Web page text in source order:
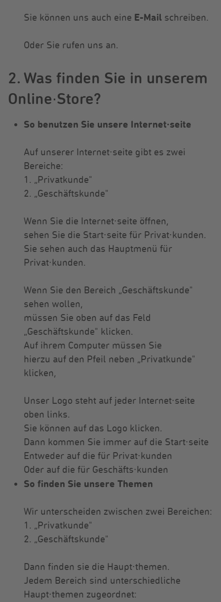
Sie können uns auch eine E-Mail schreiben.
Oder Sie rufen uns an.
2. Was finden Sie in unserem
Online∙Store?
So benutzen Sie unsere Internet∙seite
Auf unserer Internet∙seite gibt es zwei
Bereiche:
1. „Privatkunde"
2. „Geschäftskunde"
Wenn Sie die Internet∙seite öffnen,
sehen Sie die Start∙seite für Privat∙kunden.
Sie sehen auch das Hauptmenü für
Privat∙kunden.
Wenn Sie den Bereich „Geschäftskunde"
sehen wollen,
müssen Sie oben auf das Feld
„Geschäftskunde" klicken.
Auf ihrem Computer müssen Sie
hierzu auf den Pfeil neben „Privatkunde"
klicken,
Unser Logo steht auf jeder Internet∙seite
oben links.
Sie können auf das Logo klicken.
Dann kommen Sie immer auf die Start∙seite
Entweder auf die für Privat∙kunden
Oder auf die für Geschäfts∙kunden
So finden Sie unsere Themen
Wir unterscheiden zwischen zwei Bereichen:
1. „Privatkunde"
2. „Geschäftskunde"
Dann finden sie die Haupt∙themen.
Jedem Bereich sind unterschiedliche
Haupt∙themen zugeordnet: